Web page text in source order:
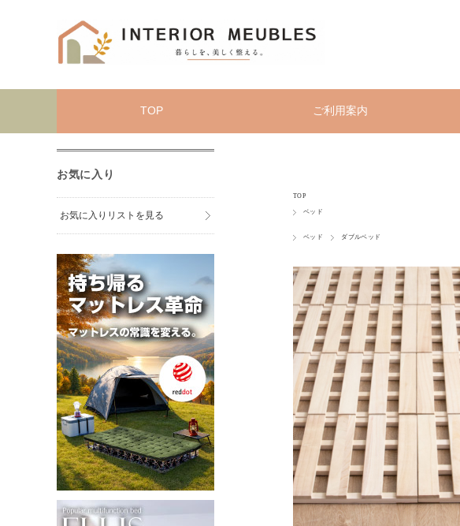
TOP ご利用案内
TOP
ベッド
ベッド ダブルベッド
お気に入り
お気に入りリストを見る